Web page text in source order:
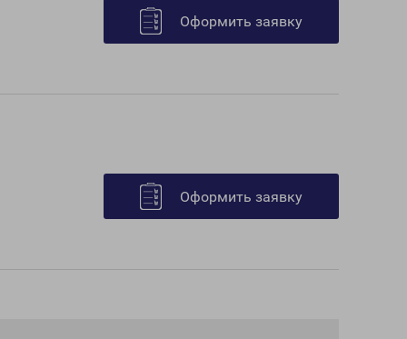
Оформить заявку
Оформить заявку